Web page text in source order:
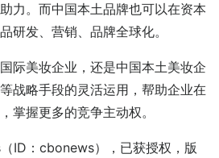
力。而中国本土品牌也可以在资本
研发、营销、品牌全球化。
际美妆企业，还是中国本土美妆企
战略手段的灵活运用，帮助企业在
掌握更多的竞争主动权。
ID：cbonews），已获授权，版